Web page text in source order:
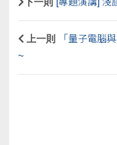
下一則 [專題演講] 淺
上一則
「量子電腦
~